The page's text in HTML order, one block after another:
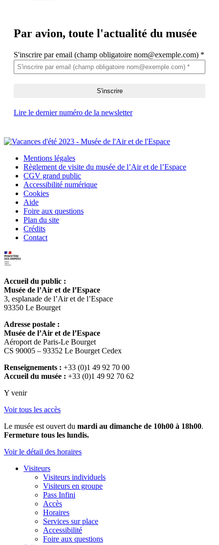
Par avion, toute l'actualité du musée
S'inscrire par email (champ obligatoire nom@exemple.com) *
Lire le dernier numéro de la newsletter
Mentions légales
Règlement de visite du musée de l’Air et de l’Espace
CGV grand public
Accessibilité numérique
Cookies
Aide
Foire aux questions
Plan du site
Crédits
Contact
Accueil du public :
Musée de l’Air et de l’Espace
3, esplanade de l’Air et de l’Espace
93350 Le Bourget
Adresse postale :
Musée de l’Air et de l’Espace
Aéroport de Paris-Le Bourget
CS 90005 – 93352 Le Bourget Cedex
Renseignements : +33 (0)1 49 92 70 00
Accueil du musée : +33 (0)1 49 92 70 62
Y venir
Voir tous les accès
Le musée est ouvert du mardi au dimanche de 10h00 à 18h00.
Fermeture tous les lundis.
Voir le détail des horaires
Visiteurs
Visiteurs individuels
Visiteurs en groupe
Pass Infini
Accès
Horaires
Services sur place
Accessibilité
Foire aux questions